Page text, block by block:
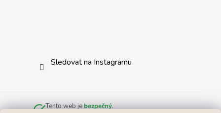
Sledovat na Instagramu
Tento web jebezpečný.